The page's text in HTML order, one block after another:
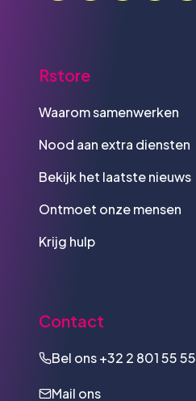
Rstore
Waarom samenwerken
Nood aan extra diensten
Bekijk het laatste nieuws
Ontmoet onze mensen
Krijg hulp
Contact
Bel ons+32 2 801 55 55
Mail ons